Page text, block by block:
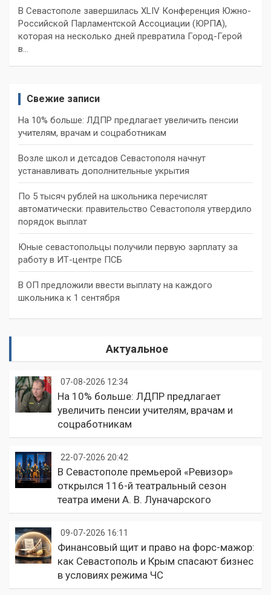
В Севастополе завершилась XLIV Конференция Южно-
Российской Парламентской Ассоциации (ЮРПА),
которая на несколько дней превратила Город-Герой
в…
Свежие записи
На 10% больше: ЛДПР предлагает увеличить пенсии
учителям, врачам и соцработникам
Возле школ и детсадов Севастополя начнут
устанавливать дополнительные укрытия
По 5 тысяч рублей на школьника перечислят
автоматически: правительство Севастополя утвердило
порядок выплат
Юные севастопольцы получили первую зарплату за
работу в ИТ-центре ПСБ
В ОП предложили ввести выплату на каждого
школьника к 1 сентября
Актуальное
07-08-2026 12:34
На 10% больше: ЛДПР предлагает
увеличить пенсии учителям, врачам и
соцработникам
22-07-2026 20:42
В Севастополе премьерой «Ревизор»
открылся 116-й театральный сезон
театра имени А. В. Луначарского
09-07-2026 16:11
Финансовый щит и право на форс-мажор:
как Севастополь и Крым спасают бизнес
в условиях режима ЧС